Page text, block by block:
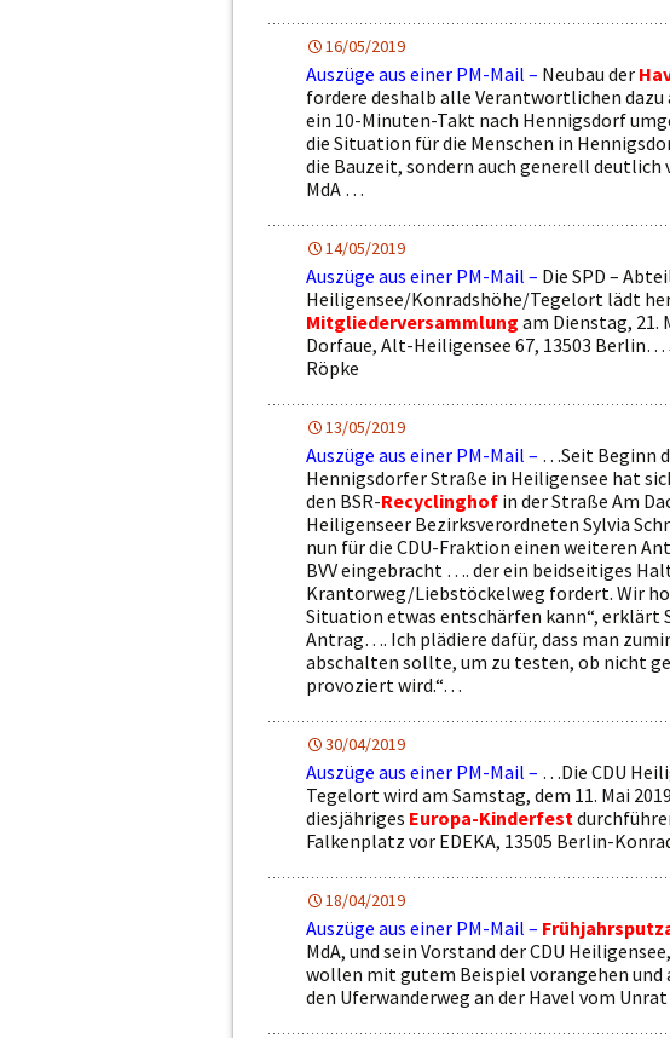
16/05/2019
Auszüge aus einer PM-Mail – Neubau der
fordere deshalb alle Verantwortlichen
ein 10-Minuten-Takt nach Hennigsdorf
die Situation für die Menschen in
die Bauzeit, sondern auch generell deutlich
MdA …
14/05/2019
Auszüge aus einer PM-Mail – Die SPD –
Heiligensee/Konradshöhe/Tegelort lädt
Mitgliederversammlung am Dienstag, 21.
Dorfaue, Alt-Heiligensee 67, 13503
Röpke
13/05/2019
Auszüge aus einer PM-Mail – …Seit Beginn
Hennigsdorfer Straße in Heiligensee hat
den BSR-Recyclinghof in der Straße Am
Heiligenseer Bezirksverordneten Sylvia
nun für die CDU-Fraktion einen weiteren
BVV eingebracht …. der ein beidseitiges
Krantorweg/Liebstöckelweg fordert. Wir
Situation etwas entschärfen kann“, erklärt
Antrag…. Ich plädiere dafür, dass man
abschalten sollte, um zu testen, ob nicht
provoziert wird.“…
30/04/2019
Auszüge aus einer PM-Mail – …Die CDU
Tegelort wird am Samstag, dem 11. Mai
diesjähriges Europa-Kinderfest
Falkenplatz vor EDEKA, 13505 Berlin-
18/04/2019
Auszüge aus einer PM-Mail –
MdA, und sein Vorstand der CDU
wollen mit gutem Beispiel vorangehen und
den Uferwanderweg an der Havel vom